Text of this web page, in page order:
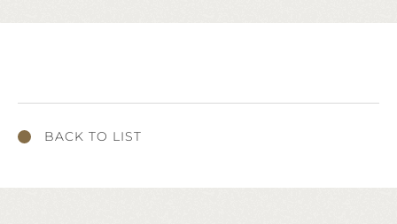
BACK TO LIST